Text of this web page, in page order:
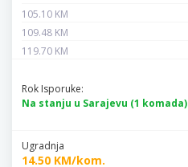
105.10 KM
109.48 KM
119.70 KM
Rok Isporuke:
Na stanju u Sarajevu (1 komada)
Ugradnja
14.50 KM/kom.